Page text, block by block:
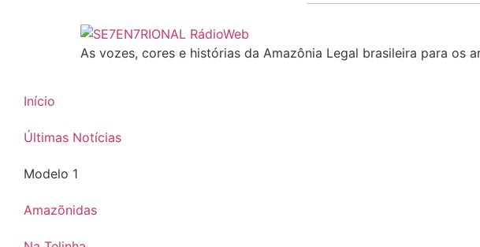
As vozes, cores e histórias da Amazônia Legal brasileira para os
Início
Últimas Notícias
Modelo 1
Amazõnidas